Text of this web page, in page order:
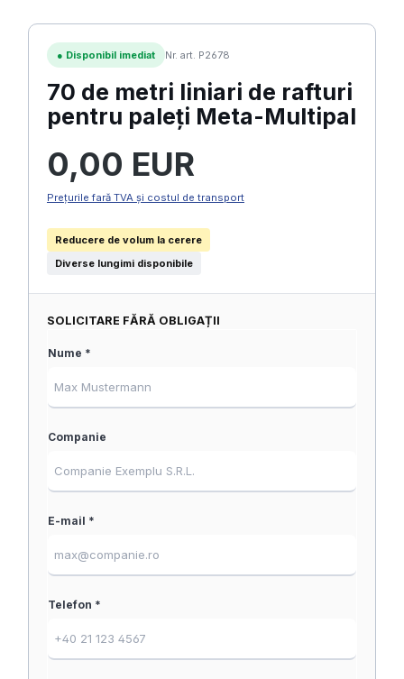
● Disponibil imediat Nr. art. P2678
70 de metri liniari de rafturi
pentru paleți Meta-Multipal
0,00 EUR
Prețurile fară TVA și costul de transport
Reducere de volum la cerere
Diverse lungimi disponibile
SOLICITARE FĂRĂ OBLIGAȚII
Nume *
Companie
E-mail *
Telefon *